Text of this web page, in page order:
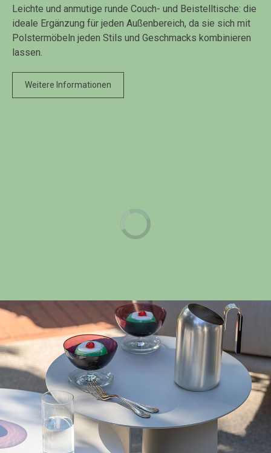
Leichte und anmutige runde Couch- und Beistelltische: die
ideale Ergänzung für jeden Außenbereich, da sie sich mit
Polstermöbeln jeden Stils und Geschmacks kombinieren
lassen.
Weitere Informationen